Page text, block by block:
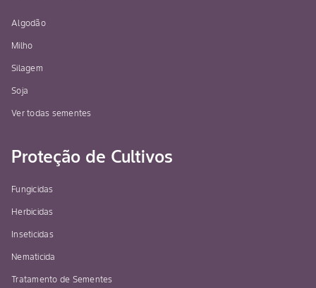
Algodão
Milho
Silagem
Soja
Ver todas sementes
Proteção de Cultivos
Fungicidas
Herbicidas
Inseticidas
Nematicida
Tratamento de Sementes